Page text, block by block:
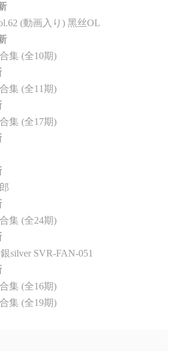
(動画入り) 黑丝OL
集 (全10期)
集 (全11期)
集 (全17期)
集 (全24期)
silver SVR-FAN-051
集 (全16期)
集 (全19期)